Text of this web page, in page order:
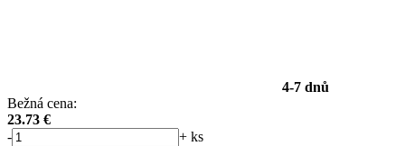
4-7 dnů
Bežná cena:
23.73 €
-
+ ks